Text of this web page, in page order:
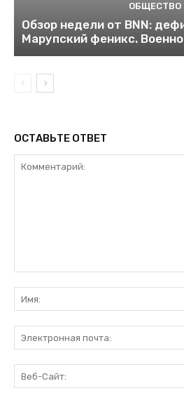
ОБЩЕСТВО
Обзор недели от BNN:
Марупский феникс.
ОСТАВЬТЕ ОТВЕТ